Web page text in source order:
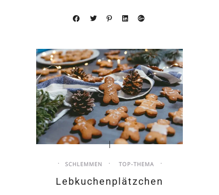
SCHLEMMEN TOP-THEMA
Lebkuchenplätzchen